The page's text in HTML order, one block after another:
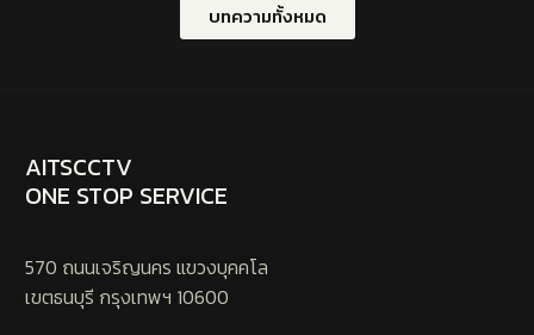
บทความทั้งหมด
AITSCCTV
ONE STOP SERVICE
570 ถนนเจริญนคร แขวงบุคคโล
เขตธนบุรี กรุงเทพฯ 10600